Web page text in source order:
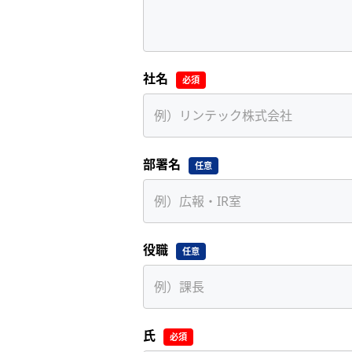
社名 必須
部署名 任意
役職 任意
氏 必須